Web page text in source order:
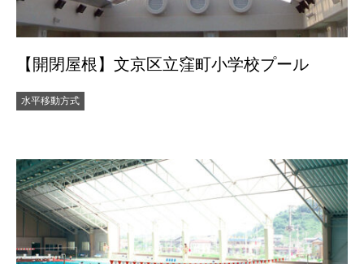
【開閉屋根】文京区立窪町小学校プール
水平移動方式